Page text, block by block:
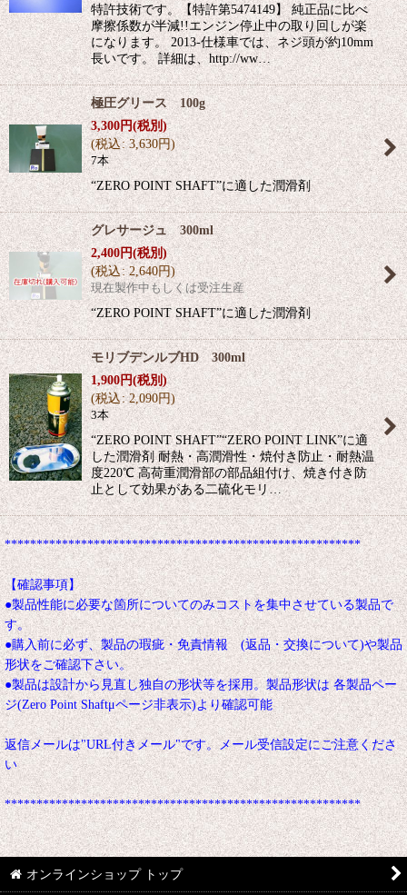
特許技術です。【特許第5474149】 純正品に比べ
摩擦係数が半減!!エンジン停止中の取り回しが楽
になります。 2013-仕様車では、ネジ頭が約10mm
長いです。 詳細は、http://ww…
極圧グリース 100g
3,300円(税別)
(税込: 3,630円)
7本
“ZERO POINT SHAFT”に適した潤滑剤
グレサージュ 300ml
2,400円(税別)
(税込: 2,640円)
現在製作中もしくは受注生産
“ZERO POINT SHAFT”に適した潤滑剤
モリブデンルブHD 300ml
1,900円(税別)
(税込: 2,090円)
3本
“ZERO POINT SHAFT”“ZERO POINT LINK”に適
した潤滑剤 耐熱・高潤滑性・焼付き防止・耐熱温
度220℃ 高荷重潤滑部の部品組付け、焼き付き防
止として効果がある二硫化モリ…
********************************************************
【確認事項】
●製品性能に必要な箇所についてのみコストを集中させている製品で
す。
●購入前に必ず、製品の瑕疵・免責情報 (返品・交換について)や製品
形状をご確認下さい。
●製品は設計から見直し独自の形状等を採用。製品形状は 各製品ペー
ジ(Zero Point Shaftμページ非表示)より確認可能
返信メールは"URL付きメール"です。メール受信設定にご注意くださ
い
********************************************************
オンラインショップ トップ